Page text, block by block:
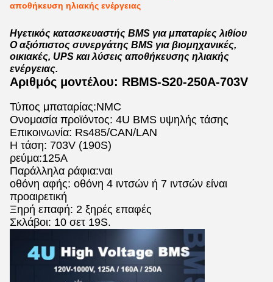
αποθήκευση ηλιακής ενέργειας
Ηγετικός κατασκευαστής BMS για μπαταρίες λιθίου
Ο αξιόπιστος συνεργάτης BMS για βιομηχανικές,
οικιακές, UPS και λύσεις αποθήκευσης ηλιακής
ενέργειας.
Αριθμός μοντέλου: RBMS-S20-250A-703V
Τύπος μπαταρίας:NMC
Ονομασία προϊόντος: 4U BMS υψηλής τάσης
Επικοινωνία: Rs485/CAN/LAN
Η τάση: 703V (190S)
ρεύμα:125A
Παράλληλα ράφια:ναι
οθόνη αφής: οθόνη 4 ιντσών ή 7 ιντσών είναι
προαιρετική
Ξηρή επαφή: 2 ξηρές επαφές
Σκλάβοι: 10 σετ 19S.